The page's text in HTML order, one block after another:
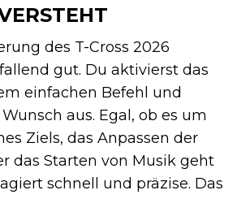
des T-Cross 2026
gut. Du aktivierst das
einfachen Befehl und
aus. Egal, ob es um
Ziels, das Anpassen der
das Starten von Musik geht
schnell und präzise. Das